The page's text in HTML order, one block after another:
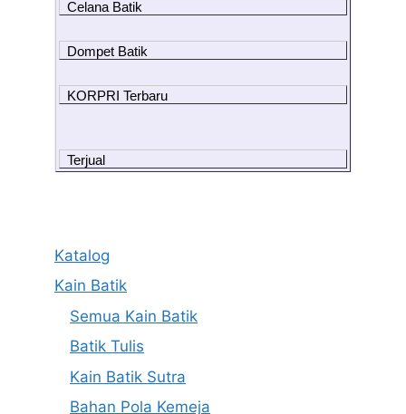
Celana Batik
Dompet Batik
KORPRI Terbaru
Terjual
Katalog
Kain Batik
Semua Kain Batik
Batik Tulis
Kain Batik Sutra
Bahan Pola Kemeja